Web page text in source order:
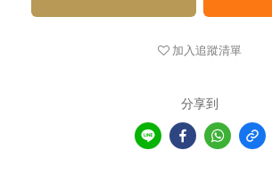
加入追蹤清單
分享到